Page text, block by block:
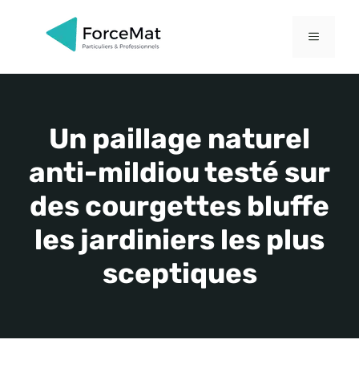
MENU
Un paillage naturel
anti-mildiou testé sur
des courgettes bluffe
les jardiniers les plus
sceptiques